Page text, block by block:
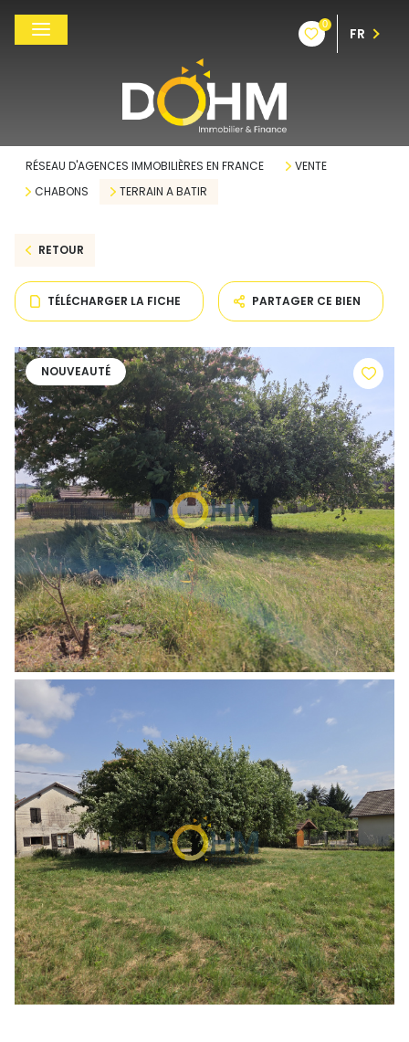
0
FR
RÉSEAU D'AGENCES IMMOBILIÈRES EN FRANCE
VENTE
CHABONS
TERRAIN A BATIR
RETOUR
TÉLÉCHARGER LA FICHE PARTAGER CE BIEN
NOUVEAUTÉ